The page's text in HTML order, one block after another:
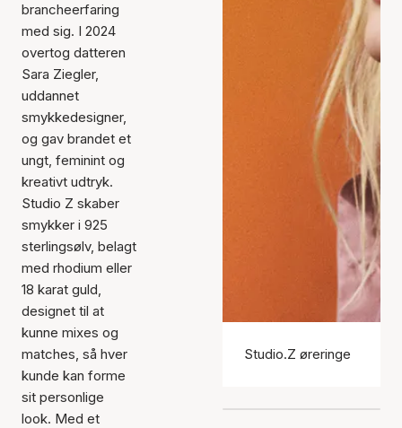
brancheerfaring
med sig. I 2024
overtog datteren
Sara Ziegler,
uddannet
smykkedesigner,
og gav brandet et
ungt, feminint og
kreativt udtryk.
Studio Z skaber
smykker i 925
sterlingsølv, belagt
med rhodium eller
18 karat guld,
designet til at
kunne mixes og
matches, så hver
kunde kan forme
sit personlige
look. Med et
Studio.Z øreringe